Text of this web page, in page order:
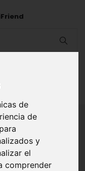
de
de
y
el
comprender
Fany Duran